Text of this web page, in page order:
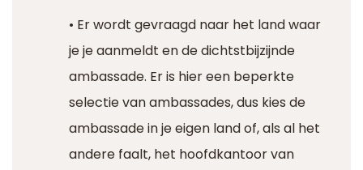
• Er wordt gevraagd naar het land waar
je je aanmeldt en de dichtstbijzijnde
ambassade. Er is hier een beperkte
selectie van ambassades, dus kies de
ambassade in je eigen land of, als al het
andere faalt, het hoofdkantoor van